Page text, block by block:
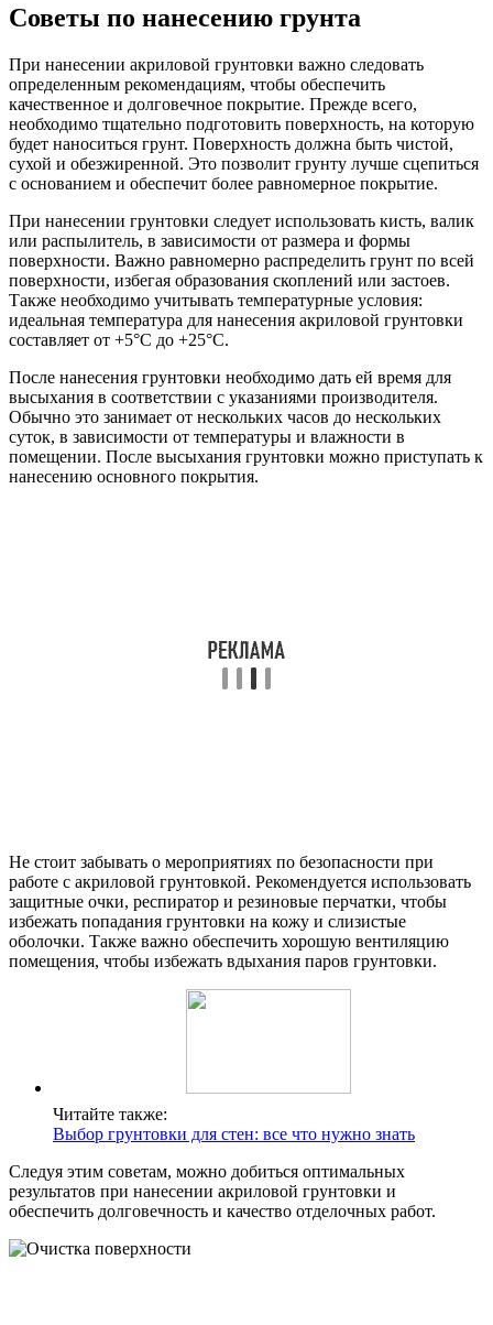
Советы по нанесению грунта
При нанесении акриловой грунтовки важно следовать
определенным рекомендациям, чтобы обеспечить
качественное и долговечное покрытие. Прежде всего,
необходимо тщательно подготовить поверхность, на которую
будет наноситься грунт. Поверхность должна быть чистой,
сухой и обезжиренной. Это позволит грунту лучше сцепиться
с основанием и обеспечит более равномерное покрытие.
При нанесении грунтовки следует использовать кисть, валик
или распылитель, в зависимости от размера и формы
поверхности. Важно равномерно распределить грунт по всей
поверхности, избегая образования скоплений или застоев.
Также необходимо учитывать температурные условия:
идеальная температура для нанесения акриловой грунтовки
составляет от +5°C до +25°C.
После нанесения грунтовки необходимо дать ей время для
высыхания в соответствии с указаниями производителя.
Обычно это занимает от нескольких часов до нескольких
суток, в зависимости от температуры и влажности в
помещении. После высыхания грунтовки можно приступать к
нанесению основного покрытия.
Не стоит забывать о мероприятиях по безопасности при
работе с акриловой грунтовкой. Рекомендуется использовать
защитные очки, респиратор и резиновые перчатки, чтобы
избежать попадания грунтовки на кожу и слизистые
оболочки. Также важно обеспечить хорошую вентиляцию
помещения, чтобы избежать вдыхания паров грунтовки.
Читайте также:
Выбор грунтовки для стен: все что нужно знать
Следуя этим советам, можно добиться оптимальных
результатов при нанесении акриловой грунтовки и
обеспечить долговечность и качество отделочных работ.